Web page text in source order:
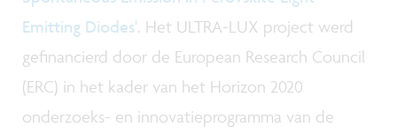
Emitting Diodes'. Het ULTRA-LUX project werd
gefinancierd door de European Research Council
(ERC) in het kader van het Horizon 2020
onderzoeks- en innovatieprogramma van de